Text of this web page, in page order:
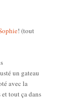
! (tout
un gateau
avec la
tout ça dans